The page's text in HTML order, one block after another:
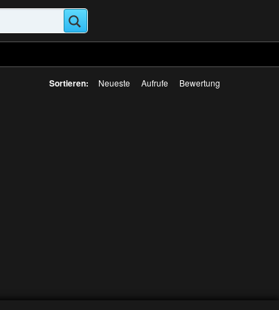
Sortieren: Neueste Aufrufe Bewertung